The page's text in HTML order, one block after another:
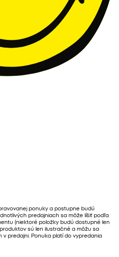
ponuky a postupne budú
predajniach sa môže líšiť podľa
(niektoré položky budú dostupné len
sú len ilustračné a môžu sa
predajni. Ponuka platí do vypredania